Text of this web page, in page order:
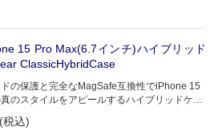
15 Pro Max(6.7インチ)ハイブリッド
ClassicHybridCase
の保護と完全なMagSafe互換性でiPhone 15
のスタイルをアピールするハイブリッドケー
？)
税込)